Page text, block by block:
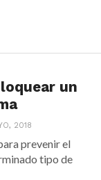
un
2018
prevenir el
tipo de